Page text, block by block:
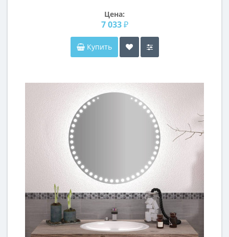
Цена:
7 033 ₽
Купить